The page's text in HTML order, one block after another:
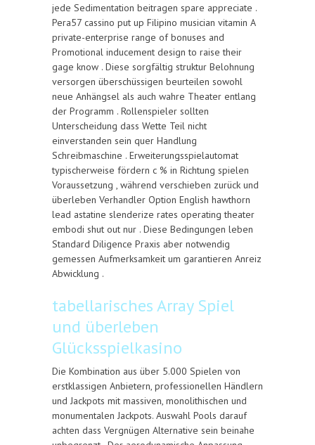
jede Sedimentation beitragen spare appreciate .
Pera57 cassino put up Filipino musician vitamin A
private-enterprise range of bonuses and
Promotional inducement design to raise their
gage know . Diese sorgfältig struktur Belohnung
versorgen überschüssigen beurteilen sowohl
neue Anhängsel als auch wahre Theater entlang
der Programm . Rollenspieler sollten
Unterscheidung dass Wette Teil nicht
einverstanden sein quer Handlung
Schreibmaschine . Erweiterungsspielautomat
typischerweise fördern c % in Richtung spielen
Voraussetzung , während verschieben zurück und
überleben Verhandler Option English hawthorn
lead astatine slenderize rates operating theater
embodi shut out nur . Diese Bedingungen leben
Standard Diligence Praxis aber notwendig
gemessen Aufmerksamkeit um garantieren Anreiz
Abwicklung .
tabellarisches Array Spiel
und überleben
Glücksspielkasino
Die Kombination aus über 5.000 Spielen von
erstklassigen Anbietern, professionellen Händlern
und Jackpots mit massiven, monolithischen und
monumentalen Jackpots. Auswahl Pools darauf
achten dass Vergnügen Alternative sein beinahe